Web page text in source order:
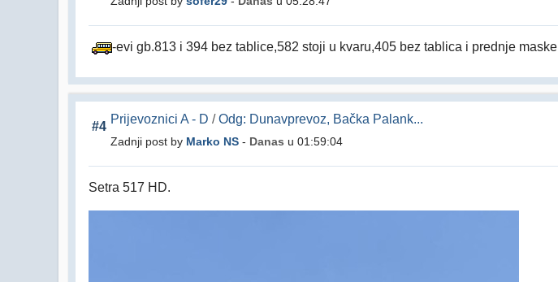
-evi gb.813 i 394 bez tablice,582 stoji u kvaru,405 bez tablica i prednje maske
#4
Prijevoznici A - D /Odg: Dunavprevoz, Bačka Palank...
Zadnji post by Marko NS - Danas u 01:59:04
Setra 517 HD.